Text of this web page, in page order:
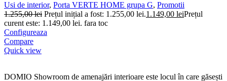
Usi de interior, Porta VERTE HOME grupa G, Promotii
1.255,00lei Prețul inițial a fost: 1.255,00 lei.1.149,00 leiPrețul
curent este: 1.149,00 lei. fara toc
Configureaza
Compare
Quick view
DOMIO Showroom de amenajări interioare este locul în care găsești